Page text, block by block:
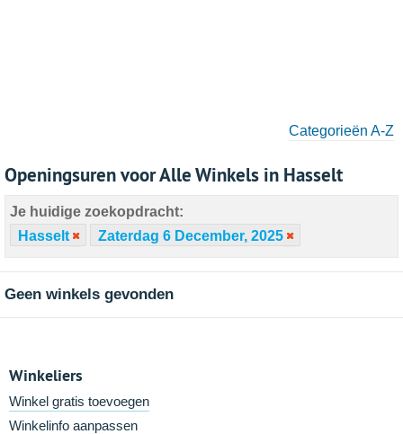
Categorieën A-Z
Openingsuren voor Alle Winkels in Hasselt
Je huidige zoekopdracht:
Hasselt
Zaterdag 6 December, 2025
Geen winkels gevonden
Winkeliers
Winkel gratis toevoegen
Winkelinfo aanpassen